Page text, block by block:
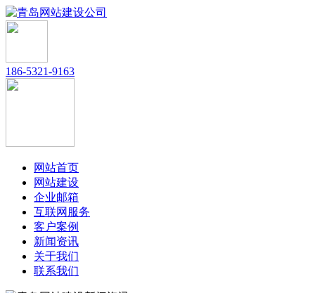
186-5321-9163
网站首页
网站建设
企业邮箱
互联网服务
客户案例
新闻资讯
关于我们
联系我们